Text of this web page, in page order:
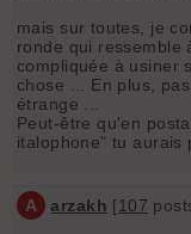
mais sur toutes, je
ronde qui ressemble
compliquée à usiner
chose ... En plus,
étrange ...
Peut-être qu'en
italophone" tu aurais
A arzakh [107